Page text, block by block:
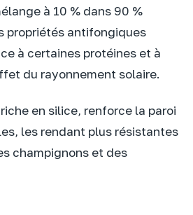
à 10 % dans 90 %
propriétés antifongiques
à certaines protéines et à
du rayonnement solaire.
riche en silice, renforce la paroi
les rendant plus résistantes
champignons et des